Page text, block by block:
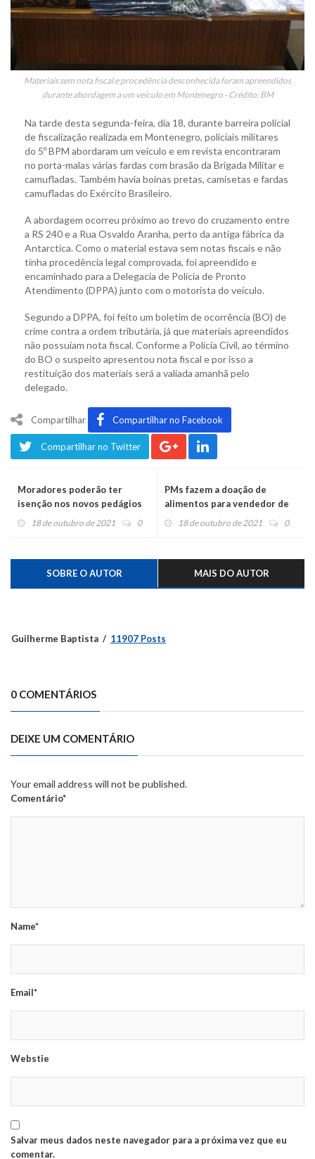
Materiais sem nota fiscal e procedência desconhecida foram apreendidos
durante abordagem a um veículo em Montenegro - Crédito: BM
Na tarde desta segunda-feira, dia 18, durante barreira policial
de fiscalização realizada em Montenegro, policiais militares
do 5º BPM abordaram um veículo e em revista encontraram
no porta-malas várias fardas com brasão da Brigada Militar e
camufladas. Também havia boinas pretas, camisetas e fardas
camufladas do Exército Brasileiro.
A abordagem ocorreu próximo ao trevo do cruzamento entre
a RS 240 e a Rua Osvaldo Aranha, perto da antiga fábrica da
Antarctica. Como o material estava sem notas fiscais e não
tinha procedência legal comprovada, foi apreendido e
encaminhado para a Delegacia de Polícia de Pronto
Atendimento (DPPA) junto com o motorista do veículo.
Segundo a DPPA, foi feito um boletim de ocorrência (BO) de
crime contra a ordem tributária, já que materiais apreendidos
não possuíam nota fiscal. Conforme a Polícia Civil, ao término
do BO o suspeito apresentou nota fiscal e por isso a
restituição dos materiais será a valiada amanhã pelo
delegado.
Compartilhar Compartilhar no Facebook
Compartilhar no Twitter
Moradores poderão ter
isenção nos novos pedágios
18 de outubro de 2021 0
PMs fazem a doação de
alimentos para vendedor de
algodão-doce que foi
18 de outubro de 2021 0
SOBRE O AUTOR MAIS DO AUTOR
Guilherme Baptista 11907 Posts
0 COMENTÁRIOS
DEIXE UM COMENTÁRIO
Your email address will not be published.
Comentário*
Name*
Email*
Webstie
Salvar meus dados neste navegador para a próxima vez que eu
comentar.